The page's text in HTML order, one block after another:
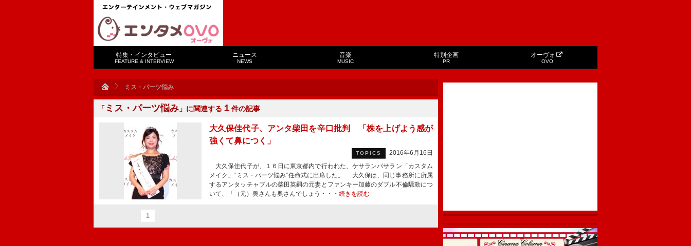
特集・インタビュー
FEATURE & INTERVIEW
ニュース
NEWS
音楽
MUSIC
特別企画
PR
オーヴォ
OVO
ミス・パーツ悩み
「 ミス・パーツ悩み 」に関連する １ 件の記事
大久保佳代子、アンタ柴田を辛口批判 「株を上げよう感が
強くて鼻につく」
TOPICS
2016年6月16日
大久保佳代子が、１６日に東京都内で行われた、ケサランパサラン「カスタム
メイク」“ミス・パーツ悩み”任命式に出席した。 大久保は、同じ事務所に所属
するアンタッチャブルの柴田英嗣の元妻とファンキー加藤のダブル不倫騒動につ
いて、「（元）奥さんも奥さんでしょう・・・ 続きを読む
1